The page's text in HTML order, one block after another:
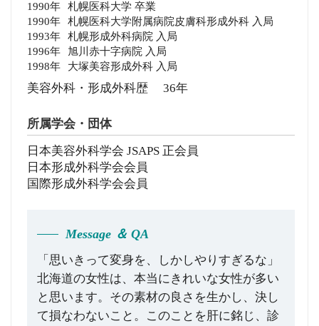
1990年
札幌医科大学 卒業
1990年
札幌医科大学附属病院皮膚科形成外科 入局
1993年
札幌形成外科病院 入局
1996年
旭川赤十字病院 入局
1998年
大塚美容形成外科 入局
美容外科・形成外科歴 36年
所属学会・団体
日本美容外科学会 JSAPS 正会員
日本形成外科学会会員
国際形成外科学会会員
Message ＆ QA
「思いきって変身を、しかしやりすぎるな」
北海道の女性は、本当にきれいな女性が多い
と思います。その素材の良さを生かし、決し
て損なわないこと。このことを肝に銘じ、診